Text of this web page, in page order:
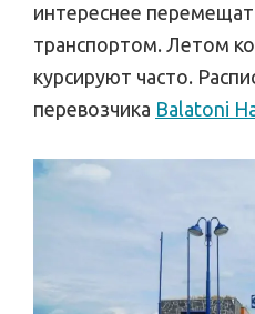
интереснее
транспортом. Летом
курсируют часто.
перевозчика Balatoni